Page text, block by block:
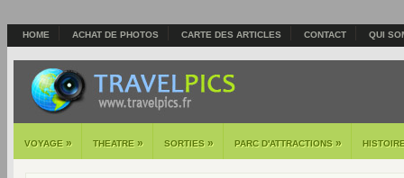
HOME ACHAT DE PHOTOS CARTE DES ARTICLES CONTACT QUI
VOYAGE » THEATRE » SORTIES » PARC D'ATTRACTIONS »